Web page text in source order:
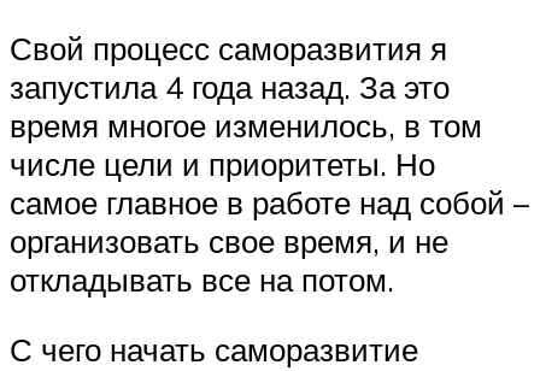
Свой процесс саморазвития я
запустила 4 года назад. За это
время многое изменилось, в том
числе цели и приоритеты. Но
самое главное в работе над собой –
организовать свое время, и не
откладывать все на потом.
С чего начать саморазвитие